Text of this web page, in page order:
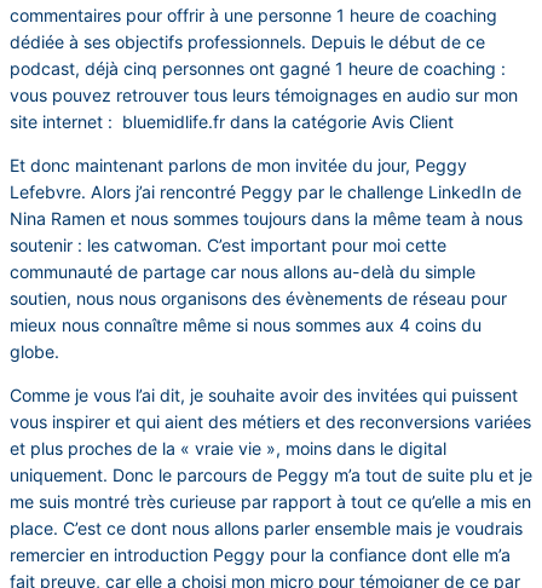
commentaires pour offrir à une personne 1 heure de coaching
dédiée à ses objectifs professionnels. Depuis le début de ce
podcast, déjà cinq personnes ont gagné 1 heure de coaching :
vous pouvez retrouver tous leurs témoignages en audio sur mon
site internet : bluemidlife.fr dans la catégorie Avis Client
Et donc maintenant parlons de mon invitée du jour, Peggy
Lefebvre. Alors j’ai rencontré Peggy par le challenge LinkedIn de
Nina Ramen et nous sommes toujours dans la même team à nous
soutenir : les catwoman. C’est important pour moi cette
communauté de partage car nous allons au-delà du simple
soutien, nous nous organisons des évènements de réseau pour
mieux nous connaître même si nous sommes aux 4 coins du
globe.
Comme je vous l’ai dit, je souhaite avoir des invitées qui puissent
vous inspirer et qui aient des métiers et des reconversions variées
et plus proches de la « vraie vie », moins dans le digital
uniquement. Donc le parcours de Peggy m’a tout de suite plu et je
me suis montré très curieuse par rapport à tout ce qu’elle a mis en
place. C’est ce dont nous allons parler ensemble mais je voudrais
remercier en introduction Peggy pour la confiance dont elle m’a
fait preuve, car elle a choisi mon micro pour témoigner de ce par